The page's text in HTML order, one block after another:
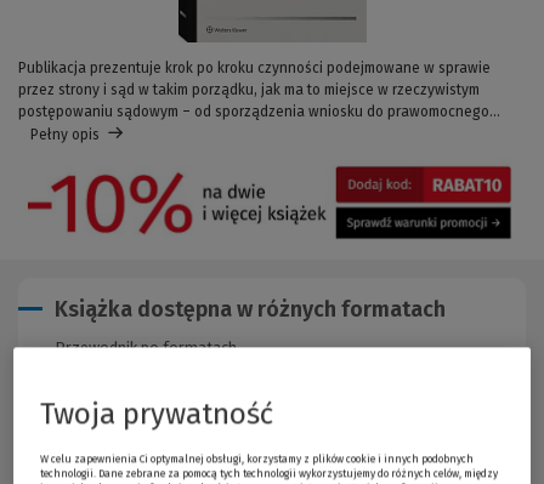
Publikacja prezentuje krok po kroku czynności podejmowane w sprawie
przez strony i sąd w takim porządku, jak ma to miejsce w rzeczywistym
postępowaniu sądowym – od sporządzenia wniosku do prawomocnego...
Pełny opis
Książka dostępna w różnych formatach
Przewodnik po formatach
Twoja prywatność
W celu zapewnienia Ci optymalnej obsługi, korzystamy z plików cookie i innych podobnych
technologii. Dane zebrane za pomocą tych technologii wykorzystujemy do różnych celów, między